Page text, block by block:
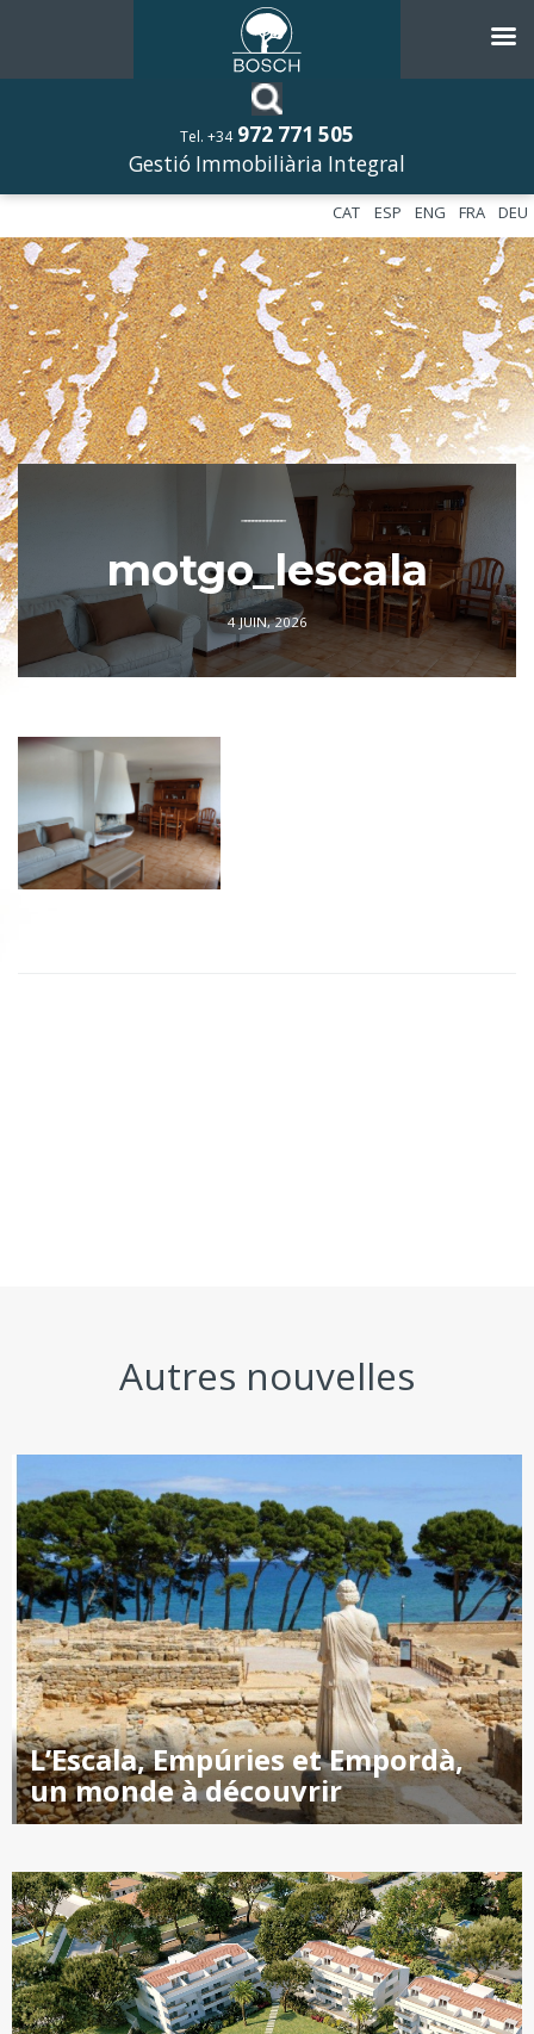
Tel. +34 972 771 505
Gestió Immobiliària Integral
DEU
FRA
ENG
ESP
CAT
––––––––––––
motgo_lescala
4 JUIN, 2026
Autres nouvelles
L’Escala, Empúries et Empordà,
un monde à découvrir